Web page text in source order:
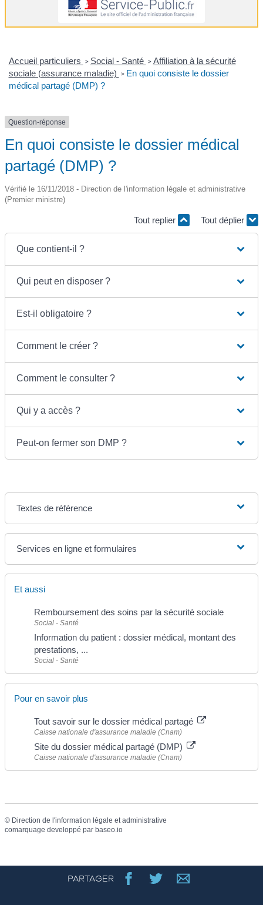
Accueil particuliers > Social - Santé > Affiliation à la sécurité
sociale (assurance maladie) > En quoi consiste le dossier
médical partagé (DMP) ?
Question-réponse
En quoi consiste le dossier médical
partagé (DMP) ?
Vérifié le 16/11/2018 - Direction de l'information légale et administrative
(Premier ministre)
Tout replier Tout déplier
Que contient-il ?
Qui peut en disposer ?
Est-il obligatoire ?
Comment le créer ?
Comment le consulter ?
Qui y a accès ?
Peut-on fermer son DMP ?
Textes de référence
Services en ligne et formulaires
Et aussi
Remboursement des soins par la sécurité sociale
Social - Santé
Information du patient : dossier médical, montant des
prestations, ...
Social - Santé
Pour en savoir plus
Tout savoir sur le dossier médical partagé
Caisse nationale d'assurance maladie (Cnam)
Site du dossier médical partagé (DMP)
Caisse nationale d'assurance maladie (Cnam)
© Direction de l'information légale et administrative
comarquage developpé par baseo.io
PARTAGER